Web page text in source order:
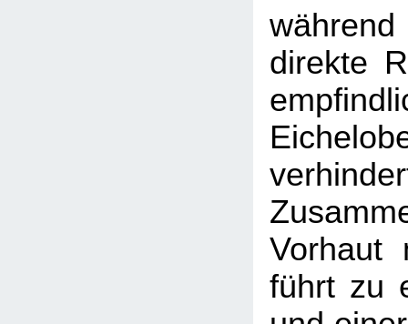
direkte
Vorhaut
führt zu